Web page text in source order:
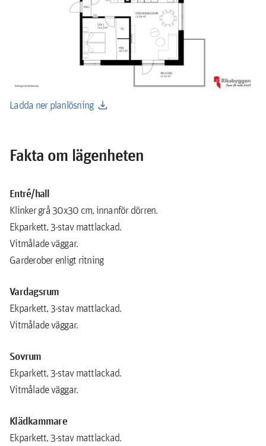
Ladda ner planlösning download
Fakta om lägenheten
Entré/hall
Klinker grå 30x30 cm, innanför dörren.
Ekparkett, 3-stav mattlackad.
Vitmålade väggar.
Garderober enligt ritning
Vardagsrum
Ekparkett, 3-stav mattlackad.
Vitmålade väggar.
Sovrum
Ekparkett, 3-stav mattlackad.
Vitmålade väggar.
Klädkammare
Ekparkett, 3-stav mattlackad.